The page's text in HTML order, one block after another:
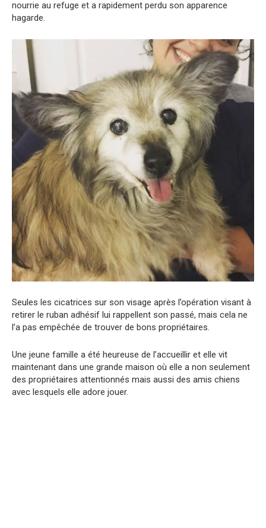
nourrie au refuge et a rapidement perdu son apparence
hagarde.
Seules les cicatrices sur son visage après l’opération visant à
retirer le ruban adhésif lui rappellent son passé, mais cela ne
l’a pas empêchée de trouver de bons propriétaires.
Une jeune famille a été heureuse de l’accueillir et elle vit
maintenant dans une grande maison où elle a non seulement
des propriétaires attentionnés mais aussi des amis chiens
avec lesquels elle adore jouer.